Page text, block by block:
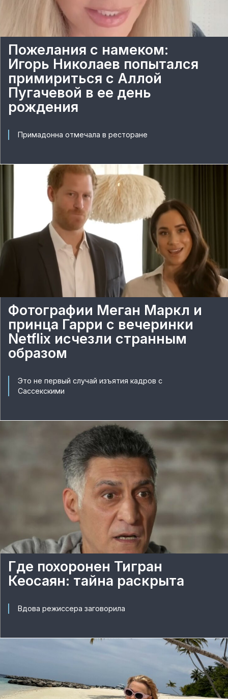
Пожелания с намеком:
Игорь Николаев попытался
примириться с Аллой
Пугачевой в ее день
рождения
Примадонна отмечала в ресторане
Фотографии Меган Маркл и
принца Гарри с вечеринки
Netflix исчезли странным
образом
Это не первый случай изъятия кадров с
Сассекскими
Где похоронен Тигран
Кеосаян: тайна раскрыта
Вдова режиссера заговорила